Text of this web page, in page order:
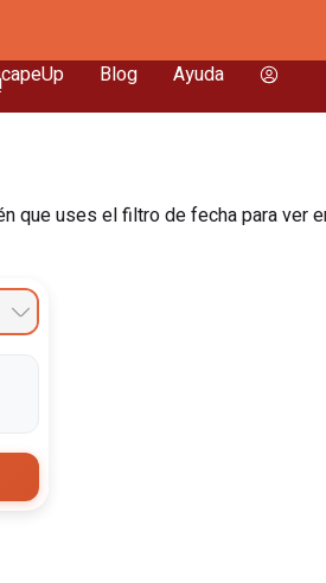
Blog Ayuda
que uses el filtro de fecha para ver